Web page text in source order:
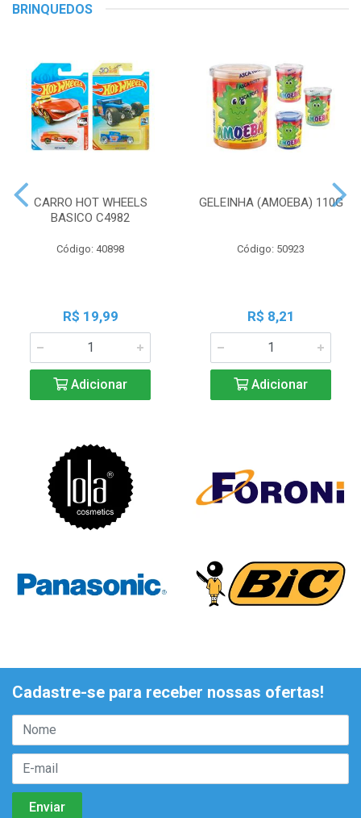
BRINQUEDOS
CARRO HOT WHEELS
BASICO C4982
Código: 40898
R$ 19,99
Adicionar
GELEINHA (AMOEBA) 110G
Código: 50923
R$ 8,21
Adicionar
Cadastre-se para receber nossas ofertas!